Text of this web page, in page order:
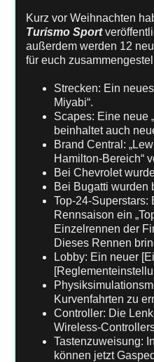
Kurz vor Weihnachten
Turismo Sport
außerdem werden 12
für euch
Strecken: Ein
Miyabi“.
Scapes: Eine neue
beinhaltet auch
Brand Central:
Hamilton-Bereich“
Bei Chevrolet
Bei Bugatti wurden
Top-24-Superstars:
Rennsaison ein
Einzelrennen der
Dieses Rennen
Lobby: Ein neuer
Kurvenfahrten zu
Controller: Die
Wireless-
Tastenzuweisung:
können jetzt